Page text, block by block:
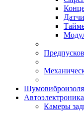
Автоэлектроника
Камеры